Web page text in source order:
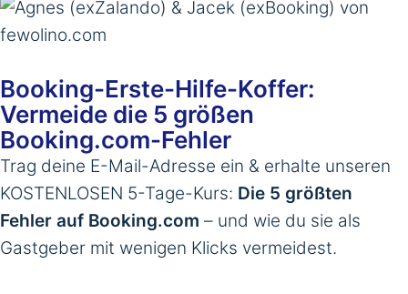
Booking-Erste-Hilfe-Koffer:
Vermeide die 5 größen
Booking.com-Fehler
Trag deine E-Mail-Adresse ein & erhalte unseren
KOSTENLOSEN 5-Tage-Kurs: Die 5 größten
Fehler auf Booking.com – und wie du sie als
Gastgeber mit wenigen Klicks vermeidest.